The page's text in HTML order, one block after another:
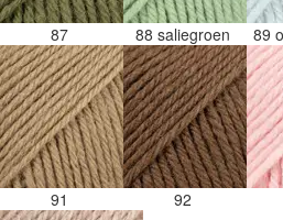
87 88 saliegroen 89
91 92